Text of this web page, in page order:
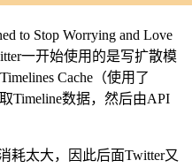
to Stop Worrying and Love
一开始使用的是写扩散模
Cache（使用了
Timeline数据，然后由API
耗太大，因此后面Twitter又